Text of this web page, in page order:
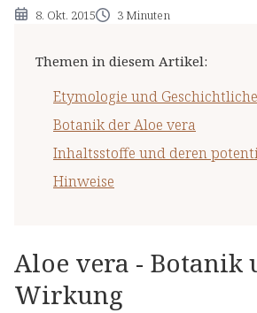
8. Okt. 2015 3 Minuten
Themen in diesem Artikel:
Etymologie und
Botanik der Aloe vera
Inhaltsstoffe und deren
Hinweise
Aloe vera - Botanik
Wirkung